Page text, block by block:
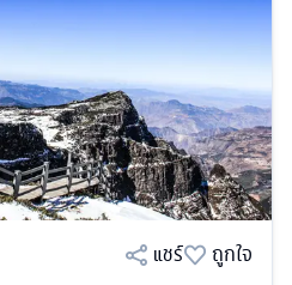
แชร์
ถูกใจ